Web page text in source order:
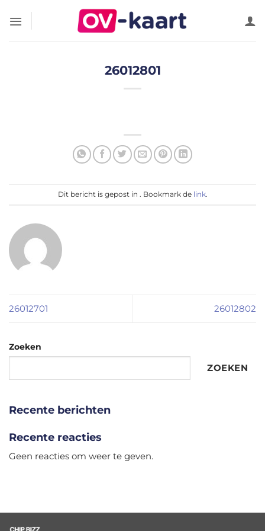
naar
26012801
Dit bericht is gepost in . Bookmark de link.
26012701 26012802
Zoeken
ZOEKEN
Recente berichten
Recente reacties
Geen reacties om weer te geven.